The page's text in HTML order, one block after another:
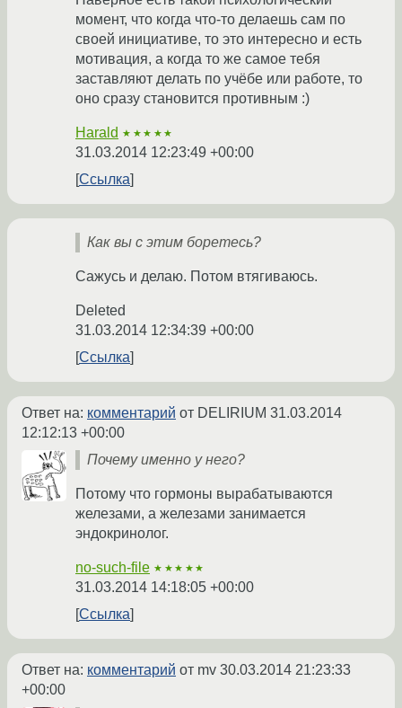
момент, что когда что-то делаешь сам по
своей инициативе, то это интересно и есть
мотивация, а когда то же самое тебя
заставляют делать по учёбе или работе, то
оно сразу становится противным :)
Harald ★★★★★
31.03.2014 12:23:49 +00:00
Ссылка
Как вы с этим боретесь?
Сажусь и делаю. Потом втягиваюсь.
Deleted
31.03.2014 12:34:39 +00:00
Ссылка
Ответ на: комментарий от DELIRIUM 31.03.2014
12:12:13 +00:00
Почему именно у него?
Потому что гормоны вырабатываются
железами, а железами занимается
эндокринолог.
no-such-file ★★★★★
31.03.2014 14:18:05 +00:00
Ссылка
Ответ на: комментарий от mv 30.03.2014 21:23:33
+00:00